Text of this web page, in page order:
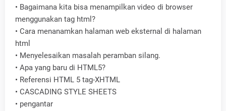
• Bagaimana kita bisa menampilkan video di browser
menggunakan tag html?
• Cara menanamkan halaman web eksternal di halaman
html
• Menyelesaikan masalah peramban silang.
• Apa yang baru di HTML5?
• Referensi HTML 5 tag-XHTML
• CASCADING STYLE SHEETS
• pengantar